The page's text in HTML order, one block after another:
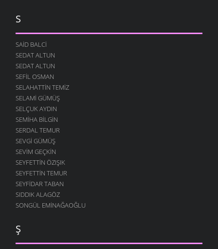
S
SAID BALCI
SEDAT ALTUN
SEDAT ALTUN
SEFIL OSMAN
SELAHATTIN TEMIZ
SELAMI GÜMÜŞ
SELÇUK AYDIN
SEMIHA BILGIN
SERDAL TEMUR
SEVGI GÜMÜŞ
SEVIM GEÇKIN
SEYFETTIN ÖZIŞIK
SEYFETTIN TEMUR
SEYFIDAR TABAN
SIDDIK ALAGÖZ
SONGÜL EMINAĞAOĞLU
Ş